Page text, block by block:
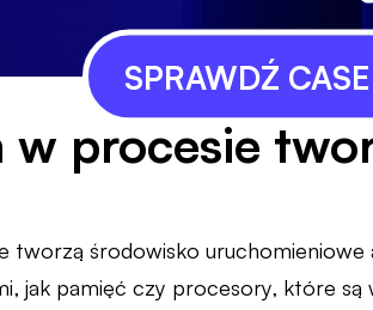
SPRAWDŹ
w procesie
tworzą środowisko uruchomieniowe
jak pamięć czy procesory, które